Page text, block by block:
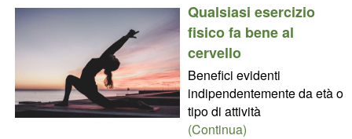
Qualsiasi esercizio
fisico fa bene al
cervello
Benefici evidenti
indipendentemente da età o
tipo di attività
(Continua)